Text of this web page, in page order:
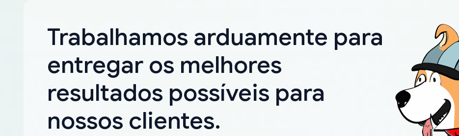
Trabalhamos arduamente para
entregar os melhores
resultados possíveis para
nossos clientes.